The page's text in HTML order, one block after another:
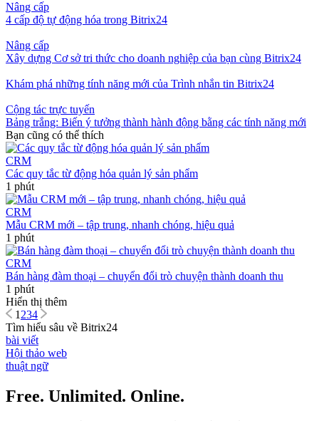
Nâng cấp
4 cấp độ tự động hóa trong Bitrix24
Nâng cấp
Xây dựng Cơ sở tri thức cho doanh nghiệp của bạn cùng Bitrix24
Khám phá những tính năng mới của Trình nhắn tin Bitrix24
Cộng tác trực tuyến
Bảng trắng: Biến ý tưởng thành hành động bằng các tính năng mới
Bạn cũng có thể thích
CRM
Các quy tắc từ động hóa quản lý sản phẩm
1 phút
CRM
Mẫu CRM mới – tập trung, nhanh chóng, hiệu quả
1 phút
CRM
Bán hàng đàm thoại – chuyển đổi trò chuyện thành doanh thu
1 phút
Hiển thị thêm
1234
Tìm hiểu sâu về Bitrix24
bài viết
Hội thảo web
thuật ngữ
Free. Unlimited. Online.